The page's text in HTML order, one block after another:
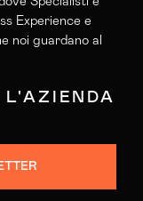
Experience e
noi guardano al
L'AZIENDA